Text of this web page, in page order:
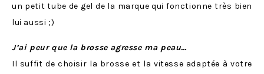
un petit tube de gel de la marque qui fonctionne très bien
lui aussi ;)
J’ai peur que la brosse agresse ma peau…
Il suffit de choisir la brosse et la vitesse adaptée à votre